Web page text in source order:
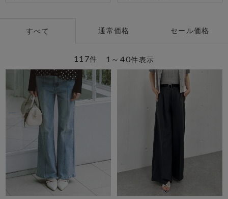
すべて 通常価格 セール価格
1～40件表示
117件